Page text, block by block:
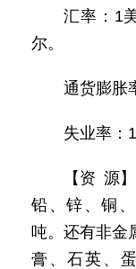
汇率：1
尔。
通货膨胀
失业率：
【资 源
铅、锌、铜
吨。还有非金
膏、石英、